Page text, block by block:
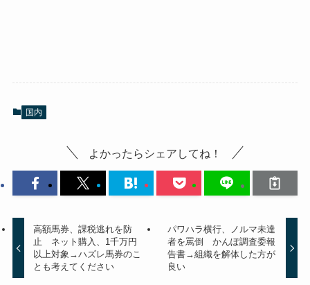
国内
よかったらシェアしてね！
高額馬券、課税逃れを防
止 ネット購入、1千万円
以上対象→ハズレ馬券のこ
とも考えてください
パワハラ横行、ノルマ未達
者を罵倒 かんぽ調査委報
告書→組織を解体した方が
良い